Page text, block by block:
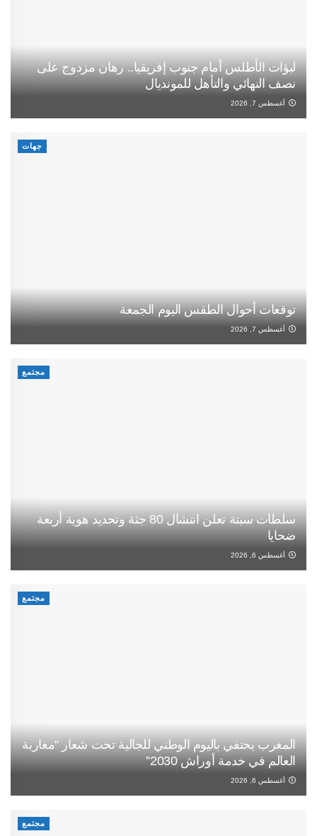
لبؤات الأطلس أمام جنوب إفريقيا.. رهان مزدوج على
نصف النهائي والتأهل للمونديال
أغسطس 7, 2026
جهات
توقعات أحوال الطقس اليوم الجمعة
أغسطس 7, 2026
مجتمع
سلطات سبتة تعلن انتشال 80 جثة وتحديد هوية أربعة
ضحايا
أغسطس 6, 2026
مجتمع
المغرب يحتفي باليوم الوطني للجالية تحت شعار “مغاربة
العالم في خدمة أوراش 2030”
أغسطس 6, 2026
مجتمع